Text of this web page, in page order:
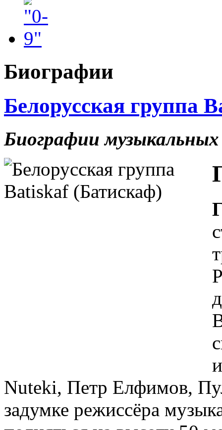
Биографии
Белорусская группа
Биографии музыкальных
Nuteki, Петр Елфимов,
задумке режиссёра